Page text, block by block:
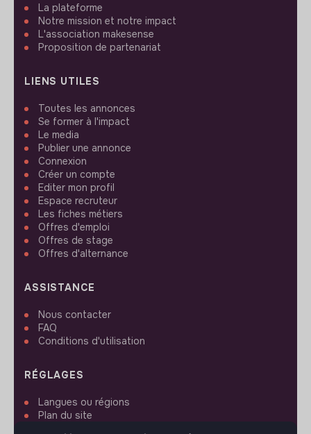
La plateforme
Notre mission et notre impact
L'association makesense
Proposition de partenariat
LIENS UTILES
Toutes les annonces
Se former à l'impact
Le media
Publier une annonce
Connexion
Créer un compte
Editer mon profil
Espace recruteur
Les fiches métiers
Offres d'emploi
Offres de stage
Offres d'alternance
ASSISTANCE
Nous contacter
FAQ
Conditions d'utilisation
RÉGLAGES
Langues ou régions
Plan du site